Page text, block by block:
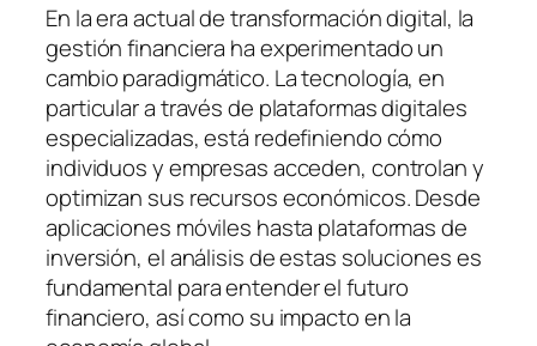
En la era actual de transformación digital, la
gestión financiera ha experimentado un
cambio paradigmático. La tecnología, en
particular a través de plataformas digitales
especializadas, está redefiniendo cómo
individuos y empresas acceden, controlan y
optimizan sus recursos económicos. Desde
aplicaciones móviles hasta plataformas de
inversión, el análisis de estas soluciones es
fundamental para entender el futuro
financiero, así como su impacto en la